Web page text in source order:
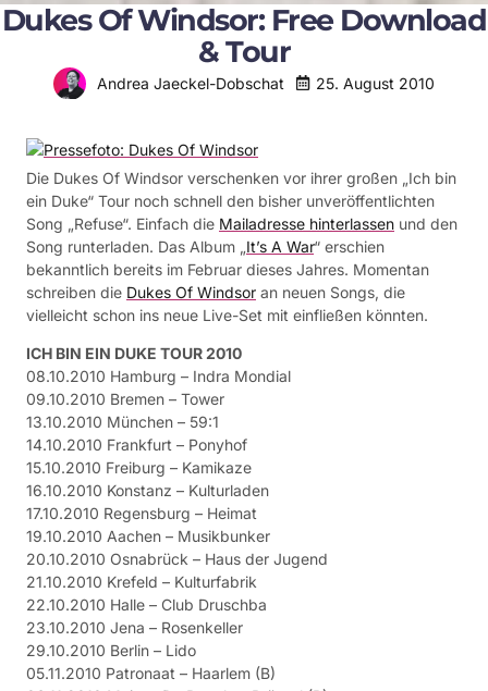
Dukes Of Windsor: Free Download
& Tour
Andrea Jaeckel-Dobschat 25. August 2010
Die Dukes Of Windsor verschenken vor ihrer großen „Ich bin
ein Duke“ Tour noch schnell den bisher unveröffentlichten
Song „Refuse“. Einfach die Mailadresse hinterlassen und den
Song runterladen. Das Album „It’s A War“ erschien
bekanntlich bereits im Februar dieses Jahres. Momentan
schreiben die Dukes Of Windsor an neuen Songs, die
vielleicht schon ins neue Live-Set mit einfließen könnten.
ICH BIN EIN DUKE TOUR 2010
08.10.2010 Hamburg – Indra Mondial
09.10.2010 Bremen – Tower
13.10.2010 München – 59:1
14.10.2010 Frankfurt – Ponyhof
15.10.2010 Freiburg – Kamikaze
16.10.2010 Konstanz – Kulturladen
17.10.2010 Regensburg – Heimat
19.10.2010 Aachen – Musikbunker
20.10.2010 Osnabrück – Haus der Jugend
21.10.2010 Krefeld – Kulturfabrik
22.10.2010 Halle – Club Druschba
23.10.2010 Jena – Rosenkeller
29.10.2010 Berlin – Lido
05.11.2010 Patronaat – Haarlem (B)